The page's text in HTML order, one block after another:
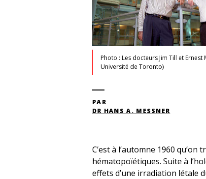
Photo : Les docteurs Jim Till et Ernest
Université de Toronto)
PAR
DR HANS A. MESSNER
C’est à l’automne 1960
hématopoïétiques. Suite à
effets d’une irradiation létale